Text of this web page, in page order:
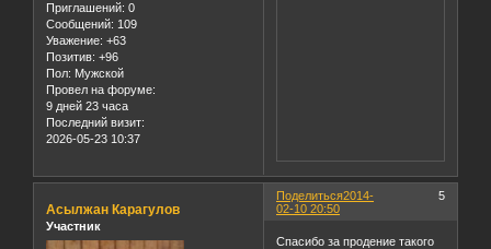
Приглашений: 0
Сообщений: 109
Уважение: +63
Позитив: +96
Пол: Мужской
Провел на форуме:
9 дней 23 часа
Последний визит:
2026-05-23 10:37
Поделиться 5
2014-
02-10 20:50
Асылжан Карагулов
Участник
Спасибо за продение такого